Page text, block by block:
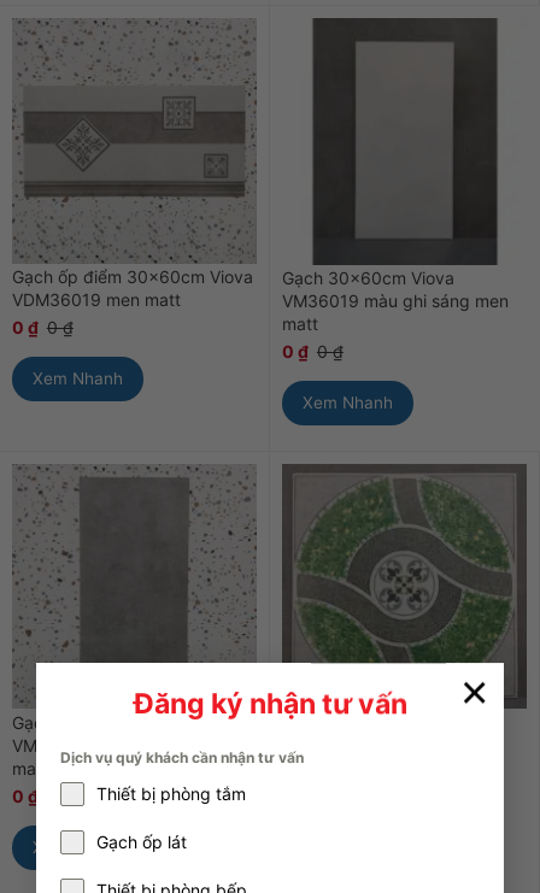
Đăng ký nhận tư vấn
Dịch vụ quý khách cần nhận tư vấn
Thiết bị phòng tắm
Gạch ốp lát
×
Gạch ốp điểm 30x60cm Viova
VDM36019 men matt
0 ₫ 0₫
Xem Nhanh
Gạch 30x60cm Viova
VM36019 màu ghi sáng men
matt
0 ₫ 0₫
Xem Nhanh
Gạch 30x60cm Viova
VM36020 màu ghi đậm men
matt
0 ₫
Xem Nhanh
Gạch Redstar 542 lát sân